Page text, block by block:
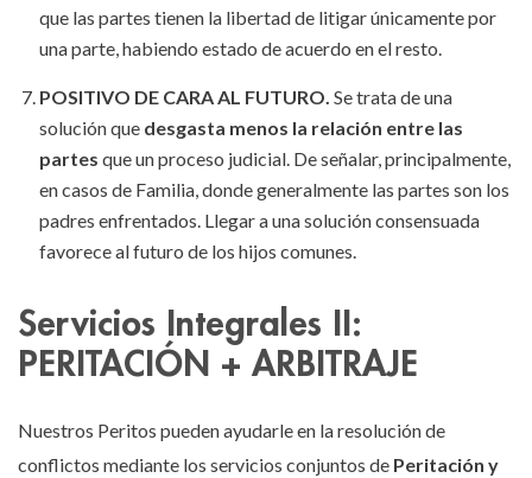
que las partes tienen la libertad de litigar únicamente por
una parte, habiendo estado de acuerdo en el resto.
POSITIVO DE CARA AL FUTURO. Se trata de una
solución que desgasta menos la relación entre las
partes que un proceso judicial. De señalar, principalmente,
en casos de Familia, donde generalmente las partes son los
padres enfrentados. Llegar a una solución consensuada
favorece al futuro de los hijos comunes.
Servicios Integrales II:
PERITACIÓN + ARBITRAJE
Nuestros Peritos pueden ayudarle en la resolución de
conflictos mediante los servicios conjuntos de Peritación y